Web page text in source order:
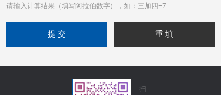
请输入计算结果（填写阿拉伯数字），如：三加四=7
扫